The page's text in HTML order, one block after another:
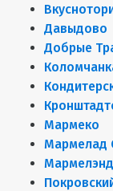
Давыдово
Добрые
Мармеко
Мармелад
Мармелэнд